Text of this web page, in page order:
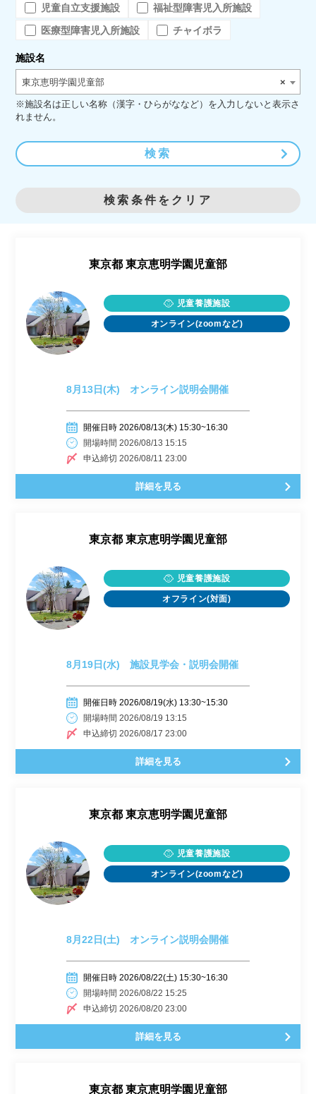
児童自立支援施設
福祉型障害児入所施設
医療型障害児入所施設
チャイボラ
施設名
×
東京恵明学園児童部
※施設名は正しい名称（漢字・ひらがななど）を入力しないと表示さ
れません。
検索
検索条件をクリア
東京都 東京恵明学園児童部
児童養護施設
オンライン(zoomなど)
8月13日(木) オンライン説明会開催
開催日時 2026/08/13(木) 15:30~16:30
開場時間 2026/08/13 15:15
申込締切 2026/08/11 23:00
詳細を見る
東京都 東京恵明学園児童部
児童養護施設
オフライン(対面)
8月19日(水) 施設見学会・説明会開催
開催日時 2026/08/19(水) 13:30~15:30
開場時間 2026/08/19 13:15
申込締切 2026/08/17 23:00
詳細を見る
東京都 東京恵明学園児童部
児童養護施設
オンライン(zoomなど)
8月22日(土) オンライン説明会開催
開催日時 2026/08/22(土) 15:30~16:30
開場時間 2026/08/22 15:25
申込締切 2026/08/20 23:00
詳細を見る
東京都 東京恵明学園児童部